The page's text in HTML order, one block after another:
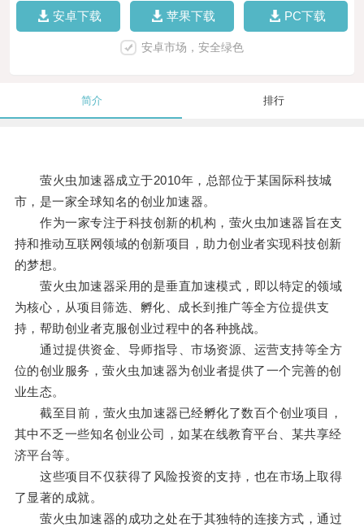
安卓下载 苹果下载 PC下载
安卓市场，安全绿色
简介 排行
萤火虫加速器成立于2010年，总部位于某国际科技城
市，是一家全球知名的创业加速器。
作为一家专注于科技创新的机构，萤火虫加速器旨在支
持和推动互联网领域的创新项目，助力创业者实现科技创新
的梦想。
萤火虫加速器采用的是垂直加速模式，即以特定的领域
为核心，从项目筛选、孵化、成长到推广等全方位提供支
持，帮助创业者克服创业过程中的各种挑战。
通过提供资金、导师指导、市场资源、运营支持等全方
位的创业服务，萤火虫加速器为创业者提供了一个完善的创
业生态。
截至目前，萤火虫加速器已经孵化了数百个创业项目，
其中不乏一些知名创业公司，如某在线教育平台、某共享经
济平台等。
这些项目不仅获得了风险投资的支持，也在市场上取得
了显著的成就。
萤火虫加速器的成功之处在于其独特的连接方式，通过